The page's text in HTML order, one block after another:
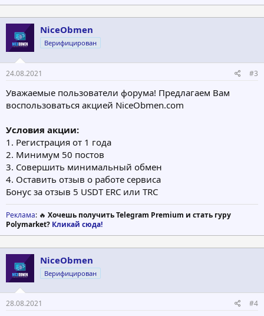
NiceObmen
Верифицирован
24.08.2021 #3
Уважаемые пользователи форума! Предлагаем Вам
воспользоваться акцией NiceObmen.com
Условия акции:
1. Регистрация от 1 года
2. Минимум 50 постов
3. Совершить минимальный обмен
4. Оставить отзыв о работе сервиса
Бонус за отзыв 5 USDT ERC или TRC
Реклама: 🔥 Хочешь получить Telegram Premium и стать гуру
Polymarket? Кликай сюда!
NiceObmen
Верифицирован
28.08.2021 #4